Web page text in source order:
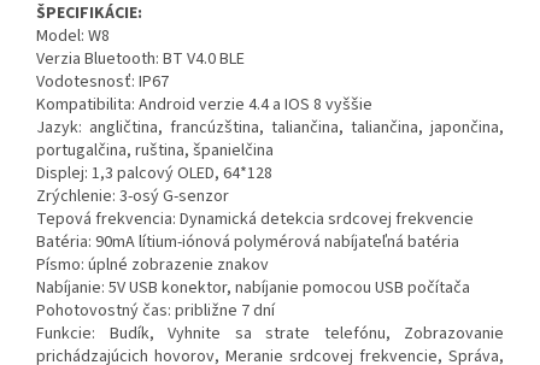
ŠPECIFIKÁCIE:
Model: W8
Verzia Bluetooth: BT V4.0 BLE
Vodotesnosť: IP67
Kompatibilita: Android verzie 4.4 a IOS 8 vyššie
Jazyk: angličtina, francúzština, taliančina, taliančina, japončina,
portugalčina, ruština, španielčina
Displej: 1,3 palcový OLED, 64*128
Zrýchlenie: 3-osý G-senzor
Tepová frekvencia: Dynamická detekcia srdcovej frekvencie
Batéria: 90mA lítium-iónová polymérová nabíjateľná batéria
Písmo: úplné zobrazenie znakov
Nabíjanie: 5V USB konektor, nabíjanie pomocou USB počítača
Pohotovostný čas: približne 7 dní
Funkcie: Budík, Vyhnite sa strate telefónu, Zobrazovanie
prichádzajúcich hovorov, Meranie srdcovej frekvencie, Správa,